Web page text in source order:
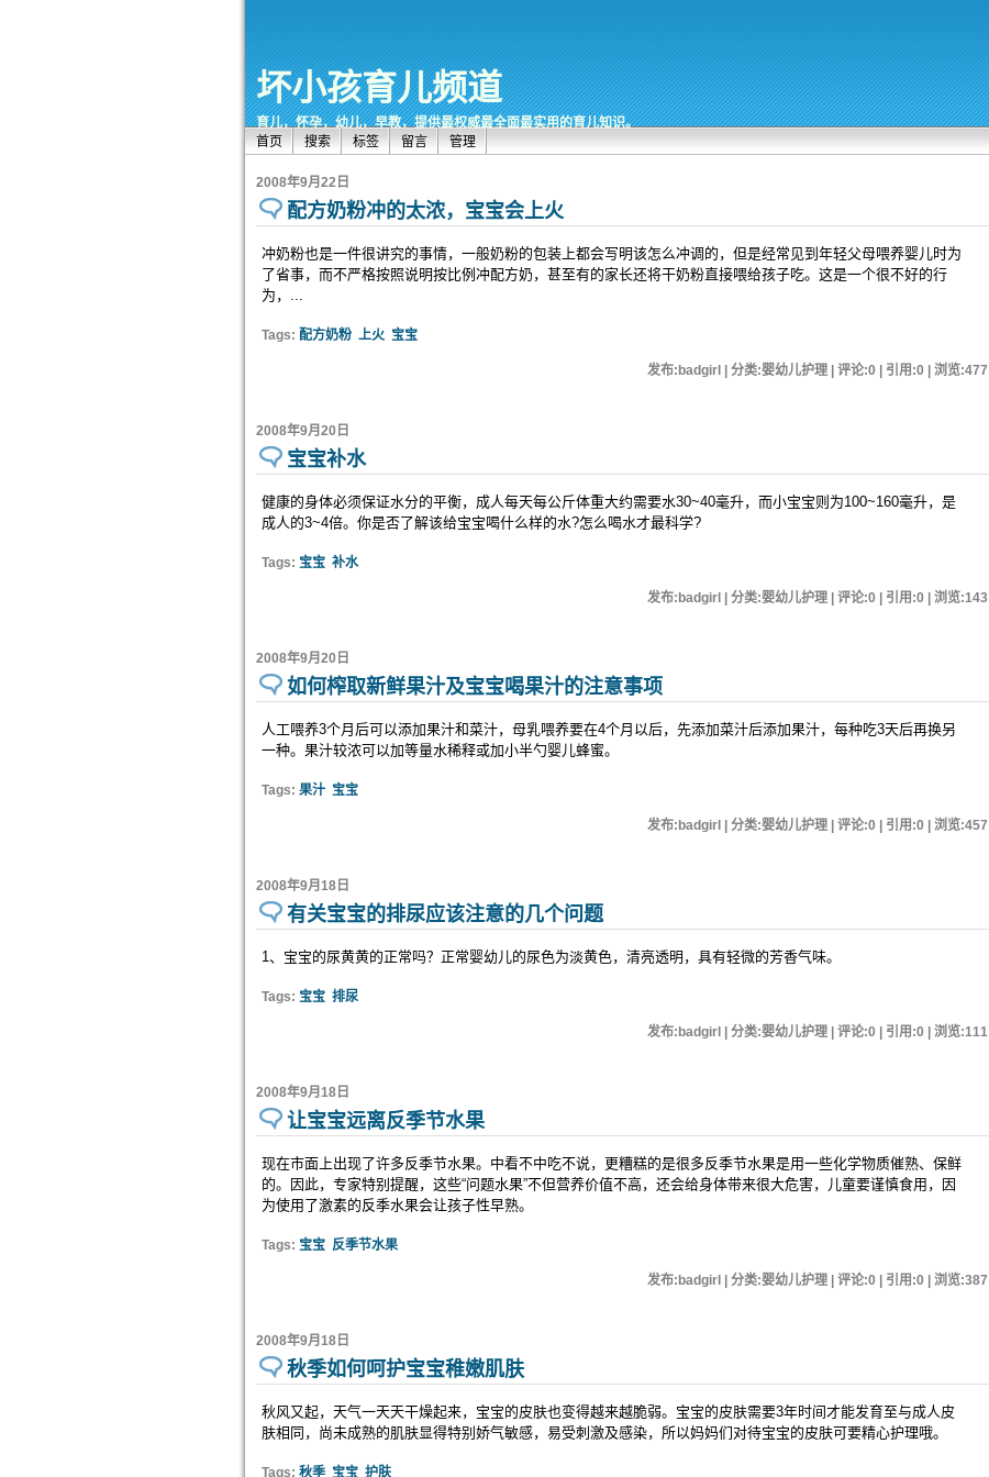
坏小孩育儿频道
育儿，怀孕，幼儿，早教，提供最权威最全面最实用的育儿知识。
首页
搜索 标签 留言 管理
2008年9月22日
配方奶粉冲的太浓，宝宝会上火
冲奶粉也是一件很讲究的事情，一般奶粉的包装上都会写明该怎么冲调的，但是经常见到年轻父母喂养婴儿时为
了省事，而不严格按照说明按比例冲配方奶，甚至有的家长还将干奶粉直接喂给孩子吃。这是一个很不好的行
为，...
Tags: 配方奶粉 上火 宝宝
发布:badgirl | 分类:婴幼儿护理 | 评论:0 | 引用:0 | 浏览:477
2008年9月20日
宝宝补水
健康的身体必须保证水分的平衡，成人每天每公斤体重大约需要水30~40毫升，而小宝宝则为100~160毫升，是
成人的3~4倍。你是否了解该给宝宝喝什么样的水?怎么喝水才最科学?
Tags: 宝宝 补水
发布:badgirl | 分类:婴幼儿护理 | 评论:0 | 引用:0 | 浏览:143
2008年9月20日
如何榨取新鲜果汁及宝宝喝果汁的注意事项
人工喂养3个月后可以添加果汁和菜汁，母乳喂养要在4个月以后，先添加菜汁后添加果汁，每种吃3天后再换另
一种。果汁较浓可以加等量水稀释或加小半勺婴儿蜂蜜。
Tags: 果汁 宝宝
发布:badgirl | 分类:婴幼儿护理 | 评论:0 | 引用:0 | 浏览:457
2008年9月18日
有关宝宝的排尿应该注意的几个问题
1、宝宝的尿黄黄的正常吗？正常婴幼儿的尿色为淡黄色，清亮透明，具有轻微的芳香气味。
Tags: 宝宝 排尿
发布:badgirl | 分类:婴幼儿护理 | 评论:0 | 引用:0 | 浏览:111
2008年9月18日
让宝宝远离反季节水果
现在市面上出现了许多反季节水果。中看不中吃不说，更糟糕的是很多反季节水果是用一些化学物质催熟、保鲜
的。因此，专家特别提醒，这些“问题水果”不但营养价值不高，还会给身体带来很大危害，儿童要谨慎食用，因
为使用了激素的反季水果会让孩子性早熟。
Tags: 宝宝 反季节水果
发布:badgirl | 分类:婴幼儿护理 | 评论:0 | 引用:0 | 浏览:387
2008年9月18日
秋季如何呵护宝宝稚嫩肌肤
秋风又起，天气一天天干燥起来，宝宝的皮肤也变得越来越脆弱。宝宝的皮肤需要3年时间才能发育至与成人皮
肤相同，尚未成熟的肌肤显得特别娇气敏感，易受刺激及感染，所以妈妈们对待宝宝的皮肤可要精心护理哦。
Tags: 秋季 宝宝 护肤